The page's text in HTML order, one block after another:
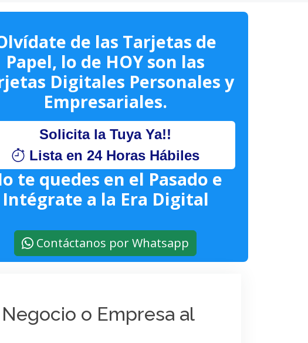
de las Tarjetas de
Papel, lo de HOY son las
Digitales Personales y
Empresariales.
Solicita la Tuya Ya!!
Lista en 24 Horas Hábiles
te quedes en el Pasado e
Intégrate a la Era Digital
Contáctanos por Whatsapp
o Empresa al